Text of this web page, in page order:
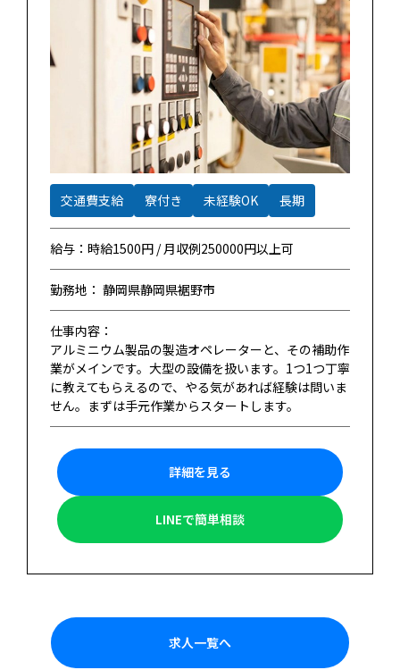
交通費支給 寮付き 未経験OK 長期
給与：時給1500円 / 月収例250000円以上可
勤務地： 静岡県静岡県裾野市
仕事内容：
アルミニウム製品の製造オペレーターと、その補助作
業がメインです。大型の設備を扱います。1つ1つ丁寧
に教えてもらえるので、やる気があれば経験は問いま
せん。まずは手元作業からスタートします。
詳細を見る
LINEで簡単相談
求人一覧へ